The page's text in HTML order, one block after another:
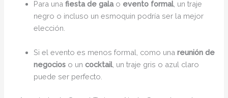
Para unafiesta de galao evento formal, un traje
negro o incluso un esmoquin podría ser la mejor
elección.
Si el evento es menos formal, como unareunión de
negocios o uncocktail, un traje gris o azul claro
puede ser perfecto.